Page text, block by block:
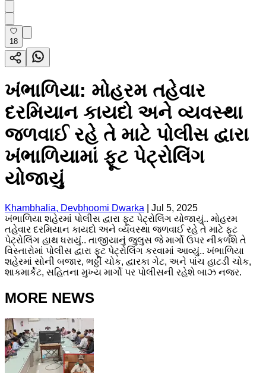
18
ખંભાળિયા: મોહરમ તહેવાર
દરમિયાન કાયદો અને વ્યવસ્થા
જળવાઈ રહે તે માટે પોલીસ દ્વારા
ખંભાળિયામાં ફૂટ પેટ્રોલિંગ
યોજાયું
Khambhalia, Devbhoomi Dwarka
Jul 5, 2025
ખંભાળિયા શહેરમાં પોલીસ દ્વારા ફૂટ પેટ્રોલિંગ યોજાયું.. મોહરમ
તહેવાર દરમિયાન કાયદો અને વ્યવસ્થા જળવાઈ રહે તે માટે ફૂટ
પેટ્રોલિંગ હાથ ધરાયું.. તાજીયાનું જુલુસ જે માર્ગો ઉપર નીકળશે તે
વિસ્તારોમાં પોલીસ દ્વારા ફૂટ પેટ્રોલિંગ કરવામાં આવ્યું.. ખંભાળિયા
શહેરમાં સોની બજાર, ભઠ્ઠી ચોક, દ્વારકા ગેટ, અને પાંચ હાટડી ચોક,
શાકમાર્કેટ, સહિતના મુખ્ય માર્ગો પર પોલીસની રહેશે બાઝ નજર.
MORE NEWS